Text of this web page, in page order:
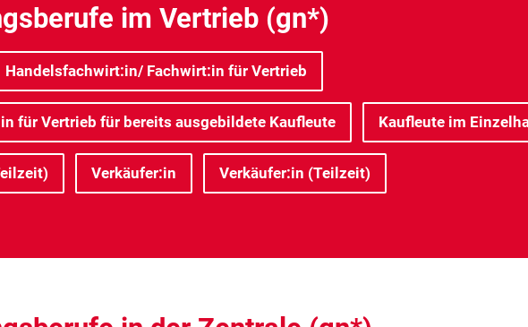
im Vertrieb (gn*)
Handelsfachwirt:in/ Fachwirt:in für Vertrieb
für Vertrieb für bereits ausgebildete Kaufleute Kaufleute im
Verkäufer:in Verkäufer:in (Teilzeit)